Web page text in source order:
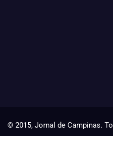
© 2015, Jornal de Campinas.